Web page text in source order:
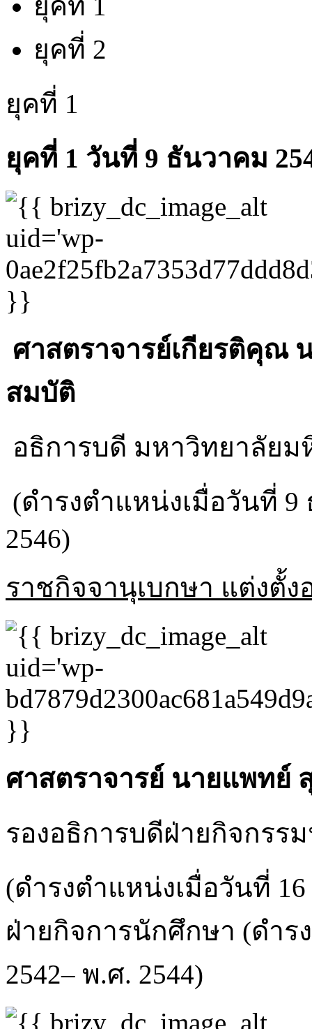
ยุคที่ 2
ยุคที่ 1
ยุคที่ 1 วันที่ 9 ธันวาคม
ศาสตราจารย์เกียรติคุณ
สมบัติ
อธิการบดี มหาวิทยาลัย
(ดำรงตำแหน่งเมื่อวันที่ 9
2546)
ราชกิจจานุเบกษา แต่งตั้
ศาสตราจารย์ นายแพทย์
รองอธิการบดีฝ่ายกิจกรร
(ดำรงตำแหน่งเมื่อวันที่
ฝ่ายกิจการนักศึกษา (ดำร
2542– พ.ศ. 2544)